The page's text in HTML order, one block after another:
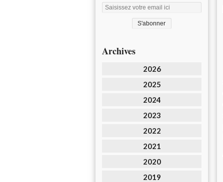
Archives
2026
2025
2024
2023
2022
2021
2020
2019